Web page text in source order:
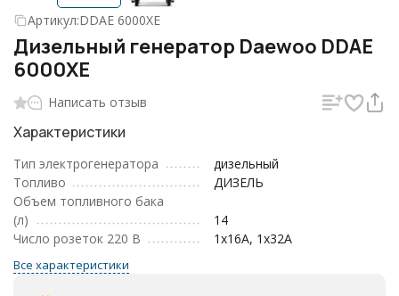
Артикул:DDAE 6000XE
Дизельный генератор Daewoo DDAE
6000XE
Написать отзыв
Характеристики
Тип электрогенератора
дизельный
Топливо
ДИЗЕЛЬ
Объем топливного бака
(л)
14
Число розеток 220 В
1х16А, 1х32А
Все характеристики